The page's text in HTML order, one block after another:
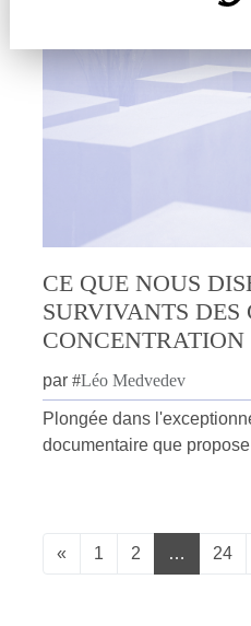
CE QUE NOUS
SURVIVANTS DES
CONCENTRATION
par #Léo Medvedev
Plongée dans
documentaire que
« 1 2 … 24